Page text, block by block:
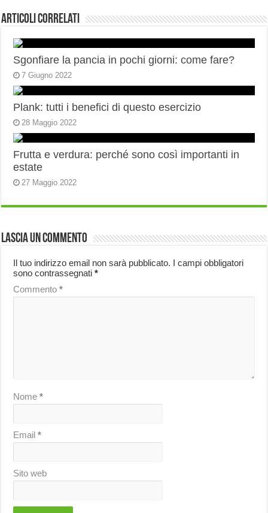
Articoli correlati
Sgonfiare la pancia in pochi giorni: come fare?
7 Giugno 2022
Plank: tutti i benefici di questo esercizio
28 Maggio 2022
Frutta e verdura: perché sono così importanti in
estate
27 Maggio 2022
Lascia un commento
Il tuo indirizzo email non sarà pubblicato. I campi obbligatori
sono contrassegnati*
Commento*
Nome*
Email*
Sito web